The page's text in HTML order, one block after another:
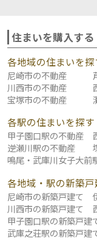
住まいを購入する
各地域の住まいを探
尼崎市の不動産
川西市の不動産
宝塚市の不動産
各駅の住まいを探す
甲子園口駅の不動産
逆瀬川駅の不動産
鳴尾・武庫川女子大前
各地域・駅の新築
尼崎市の新築戸建て
川西市の新築戸建て
甲子園口駅の新築戸建
武庫之荘駅の新築戸建